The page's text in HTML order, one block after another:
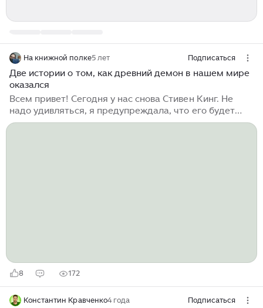
На книжной полке5 лет Подписаться
Две истории о том, как древний демон в нашем мире
оказался
Всем привет! Сегодня у нас снова Стивен Кинг. Не
надо удивляться, я предупреждала, что его будет
много. Давайте не буду вас томить и рассказывать
8 172
Константин Кравченко4 года Подписаться